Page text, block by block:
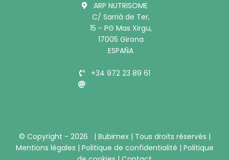
ARP NUTRISOME
C/ Sarrià de Ter,
15 - PG Mas Xirgu,
17005 Girona
ESPAÑA
+34 972 23 89 61
© Copyright - 2026 | Bubimex | Tous droits réservés |
Mentions légales | Politique de confidentialité | Politique